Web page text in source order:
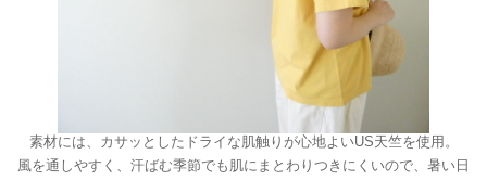
素材には、カサッとしたドライな肌触りが心地よいUS天竺を使用。
風を通しやすく、汗ばむ季節でも肌にまとわりつきにくいので、暑い日